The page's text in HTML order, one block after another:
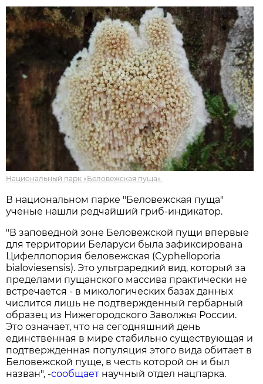
Национальный парк «Беловежская пуща».
В национальном парке "Беловежская пуща"
ученые нашли редчайший гриб-индикатор.
"В заповедной зоне Беловежской пущи впервые
для территории Беларуси была зафиксирована
Цифеллопория беловежская (Cyphelloporia
bialoviesensis). Это ультраредкий вид, который за
пределами пущанского массива практически не
встречается - в микологических базах данных
числится лишь не подтвержденный гербарный
образец из Нижегородского Заволжья России.
Это означает, что на сегодняшний день
единственная в мире стабильно существующая и
подтвержденная популяция этого вида обитает в
Беловежской пуще, в честь которой он и был
назван", -сообщает научный отдел нацпарка.